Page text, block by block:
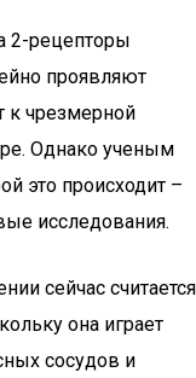
2-рецепторы
проявляют
к чрезмерной
Однако ученым
это происходит –
исследования.
сейчас считается
она играет
сосудов и